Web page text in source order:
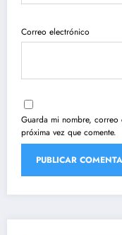
Correo electrónico
Guarda mi nombre,
próxima vez que comente.